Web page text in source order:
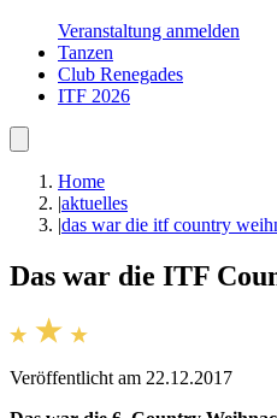
Veranstaltung anmelden
Tanzen
Club Renegades
ITF 2026
Home
|aktuelles
|das war die itf country
Das war die ITF
Veröffentlicht am 22.12.2017